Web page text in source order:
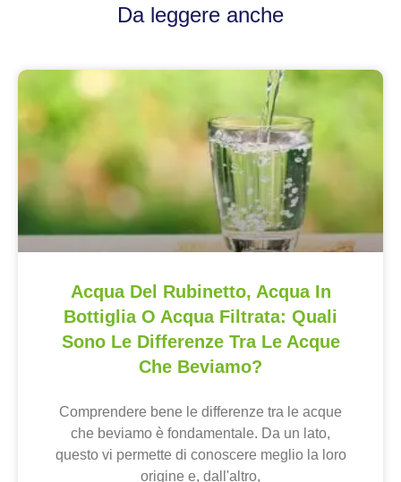
Da leggere anche
Acqua Del Rubinetto, Acqua In
Bottiglia O Acqua Filtrata: Quali
Sono Le Differenze Tra Le Acque
Che Beviamo?
Comprendere bene le differenze tra le acque
che beviamo è fondamentale. Da un lato,
questo vi permette di conoscere meglio la loro
origine e, dall'altro,